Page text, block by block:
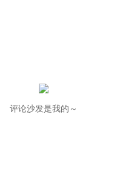
评论沙发是我的～